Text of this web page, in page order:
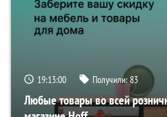
19:12:59 Получили:83
Любые товары во всей